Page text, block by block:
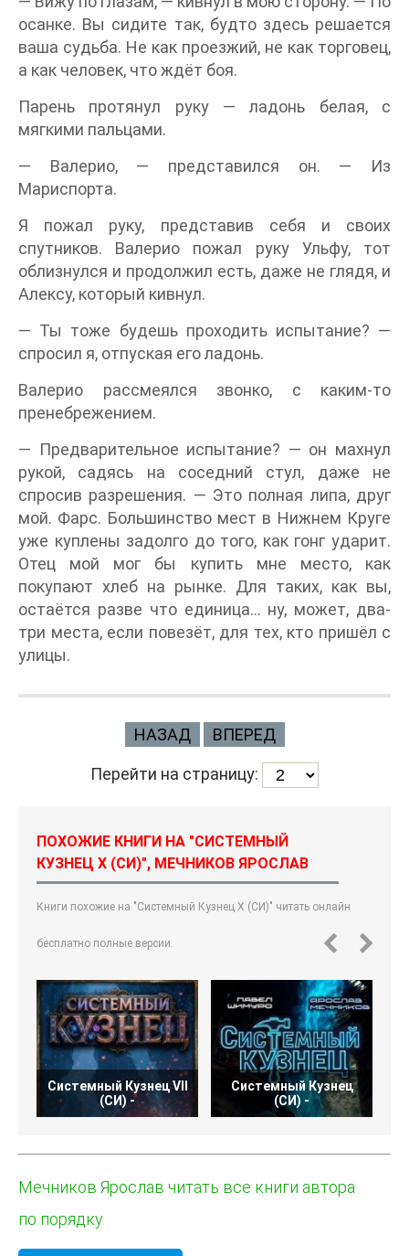
осанке. Вы сидите так, будто здесь решается
ваша судьба. Не как проезжий, не как торговец,
а как человек, что ждёт боя.
Парень протянул руку — ладонь белая, с
мягкими пальцами.
— Валерио, — представился он. — Из
Мариспорта.
Я пожал руку, представив себя и своих
спутников. Валерио пожал руку Ульфу, тот
облизнулся и продолжил есть, даже не глядя, и
Алексу, который кивнул.
— Ты тоже будешь проходить испытание? —
спросил я, отпуская его ладонь.
Валерио рассмеялся звонко, с каким-то
пренебрежением.
— Предварительное испытание? — он махнул
рукой, садясь на соседний стул, даже не
спросив разрешения. — Это полная липа, друг
мой. Фарс. Большинство мест в Нижнем Круге
уже куплены задолго до того, как гонг ударит.
Отец мой мог бы купить мне место, как
покупают хлеб на рынке. Для таких, как вы,
остаётся разве что единица… ну, может, два-
три места, если повезёт, для тех, кто пришёл с
улицы.
НАЗАД ВПЕРЕД
Перейти на страницу:
ПОХОЖИЕ КНИГИ НА "СИСТЕМНЫЙ
КУЗНЕЦ X (СИ)", МЕЧНИКОВ ЯРОСЛАВ
Книги похожие на "Системный Кузнец X (СИ)" читать онлайн
бесплатно полные версии.
Системный Кузнец VII
(СИ) -
Системный Кузнец
(СИ) -
Мечников Ярослав читать все книги автора
по порядку